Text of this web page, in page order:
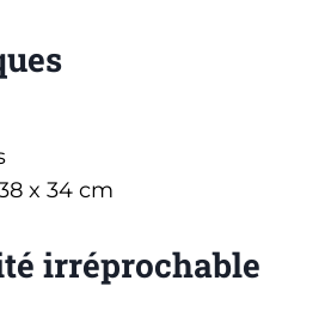
x 34 cm
irréprochable